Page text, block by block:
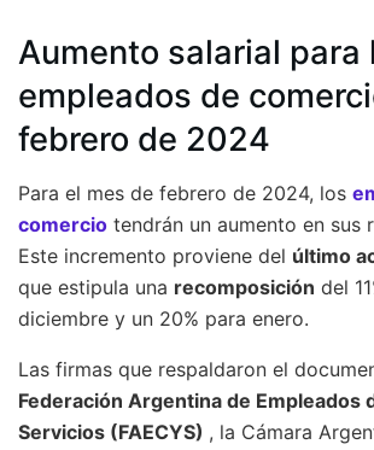
Aumento salarial para
empleados de
febrero de 2024
Para el mes de febrero de 2024, los
comercio tendrán un aumento en sus
Este incremento proviene del último
que estipula una recomposición del
diciembre y un 20% para enero.
Las firmas que respaldaron el
Federación Argentina de Empleados
Servicios (FAECYS) , la Cámara